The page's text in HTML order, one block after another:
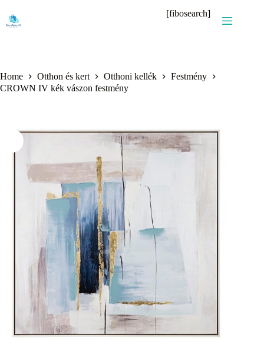
content
[fibosearch]
Home Otthon és kert Otthoni kellék
Festmény
CROWN IV kék vászon festmény